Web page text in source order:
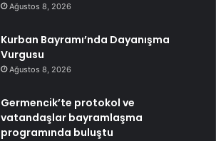
Ağustos 8, 2026
Kurban Bayramı’nda Dayanışma
Vurgusu
Ağustos 8, 2026
Germencik’te protokol ve
vatandaşlar bayramlaşma
programında buluştu